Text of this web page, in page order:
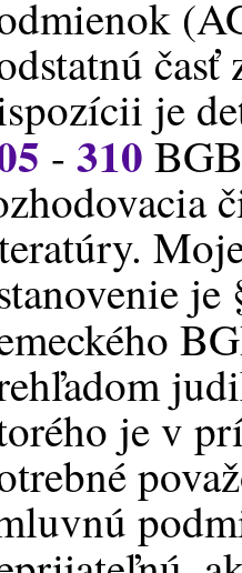
je
-310
je v